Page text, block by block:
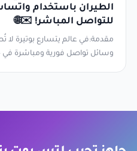
الطيران باستخدام
للتواصل المباشر! ✉️🌐
مقدمة:في عالم يتسارع بوتيرة لا
وسائل تواصل فورية ومباشرة